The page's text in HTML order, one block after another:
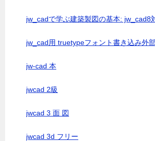
jw_cadで学ぶ建築製図の基本: jw_cad8
jw_cad用 truetypeフォント書き込み外
jw-cad 本
jwcad 2級
jwcad 3 面 図
jwcad 3d フリー